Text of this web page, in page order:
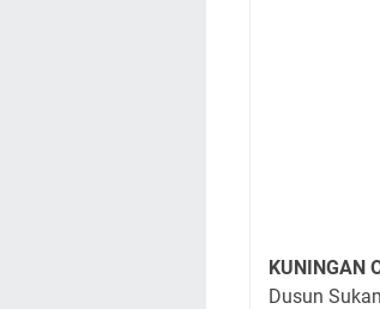
KUNINGAN
Dusun